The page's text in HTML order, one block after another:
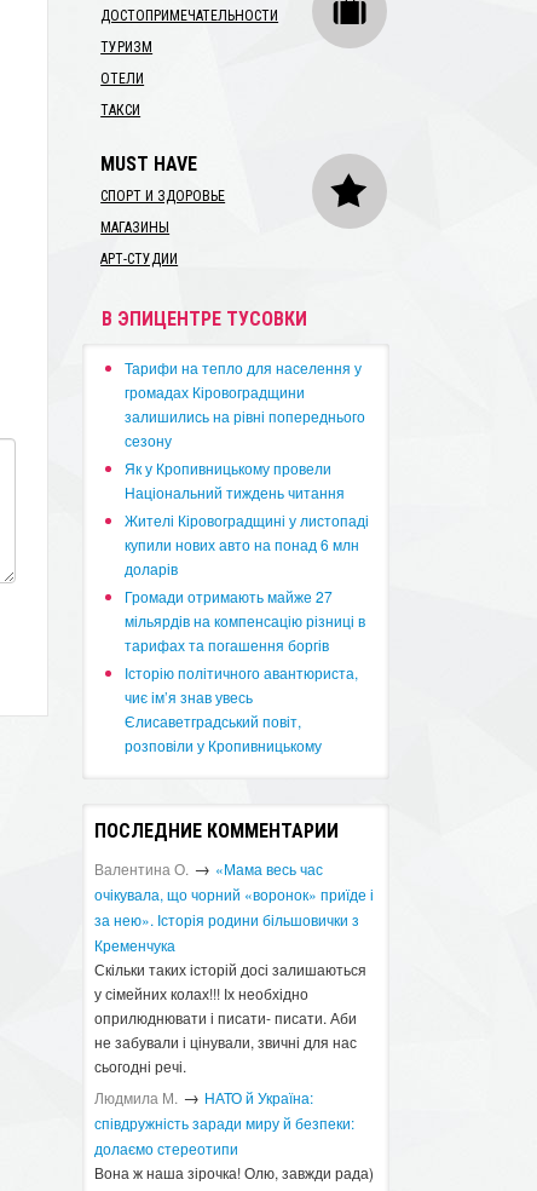
ДОСТОПРИМЕЧАТЕЛЬНОСТИ
ТУРИЗМ
ОТЕЛИ
ТАКСИ
MUST HAVE
СПОРТ И ЗДОРОВЬЕ
МАГАЗИНЫ
АРТ-СТУДИИ
В ЭПИЦЕНТРЕ ТУСОВКИ
​Тарифи на тепло для населення у
громадах Кіровоградщини
залишились на рівні попереднього
сезону
​Як у Кропивницькому провели
Національний тиждень читання
​Жителі Кіровоградщині у листопаді
купили нових авто на понад 6 млн
доларів
​Громади отримають майже 27
мільярдів на компенсацію різниці в
тарифах та погашення боргів
Історію політичного авантюриста,
чиє ім’я знав увесь
Єлисаветградський повіт,
розповіли у Кропивницькому
ПОСЛЕДНИЕ КОММЕНТАРИИ
Валентина О. → «Мама весь час
очікувала, що чорний «воронок» приїде і
за нею». Історія родини більшовички з
Кременчука
Скільки таких історій досі залишаються
у сімейних колах!!! Іх необхідно
оприлюднювати і писати- писати. Аби
не забували і цінували, звичні для нас
сьогодні речі.
Людмила М. → ​НАТО й Україна:
співдружність заради миру й безпеки:
долаємо стереотипи
Вона ж наша зірочка! Олю, завжди рада)